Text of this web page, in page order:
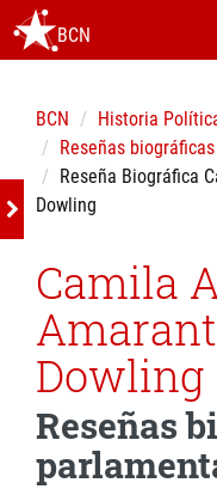
BCN
BCN
Historia
Reseñas
Reseña Biográfica
Dowling
Camila
Dowling
Reseñas